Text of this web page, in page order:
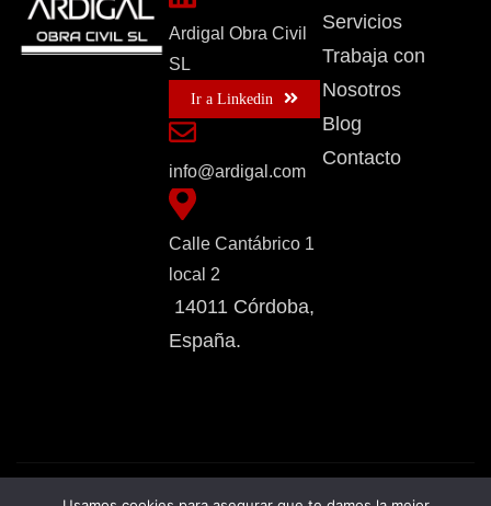
Ardigal Obra Civil
SL
Ir a Linkedin
info@ardigal.com
Calle Cantábrico 1
local 2
14011 Córdoba,
España.
Servicios
Trabaja con
Nosotros
Blog
Contacto